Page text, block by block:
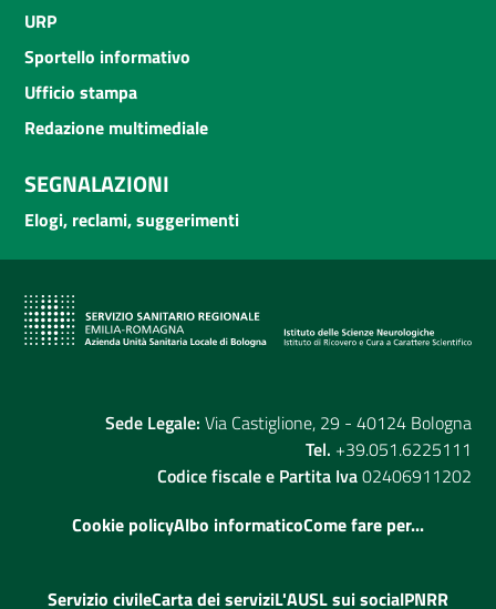
URP
Sportello informativo
Ufficio stampa
Redazione multimediale
SEGNALAZIONI
Elogi, reclami, suggerimenti
Sede Legale: Via Castiglione, 29 - 40124 Bologna
Tel. +39.051.6225111
Codice fiscale e Partita Iva02406911202
Cookie policyAlbo informaticoCome fare per...
Servizio civileCarta dei serviziL'AUSL sui socialPNRR